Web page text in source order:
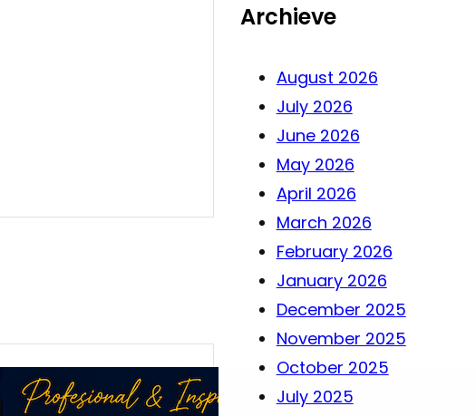
Archieve
August 2026
July 2026
June 2026
May 2026
April 2026
March 2026
February 2026
January 2026
December 2025
November 2025
October 2025
July 2025